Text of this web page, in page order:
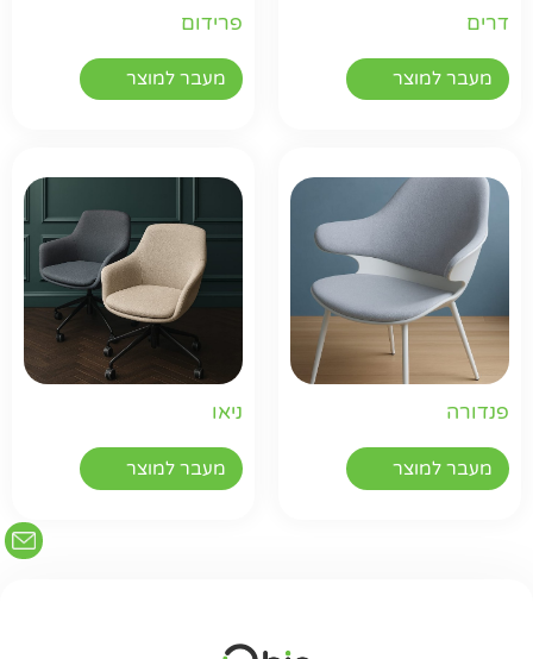
חפשו באתר
דרים
מעבר למוצר
פרידום
מעבר למוצר
פנדורה
מעבר למוצר
ניאו
מעבר למוצר